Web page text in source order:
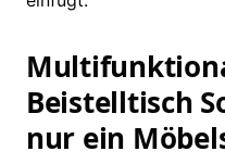
Beistelltisch
nur ein